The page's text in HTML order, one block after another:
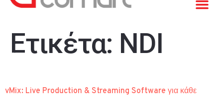
Ετικέτα: NDI
vMix: Live Production & Streaming Software για κάθε